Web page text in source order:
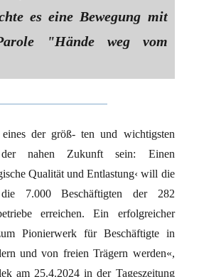
es eine Bewegung mit
"Hände weg vom
der größ- ten und wichtigsten
nahen Zukunft sein: Einen
Qualität und Entlastung‹ will die
7.000 Beschäftigten der 282
erreichen. Ein erfolgreicher
Pionierwerk für Beschäftigte in
und von freien Trägern werden«,
am 25.4.2024 in der Tageszeitung